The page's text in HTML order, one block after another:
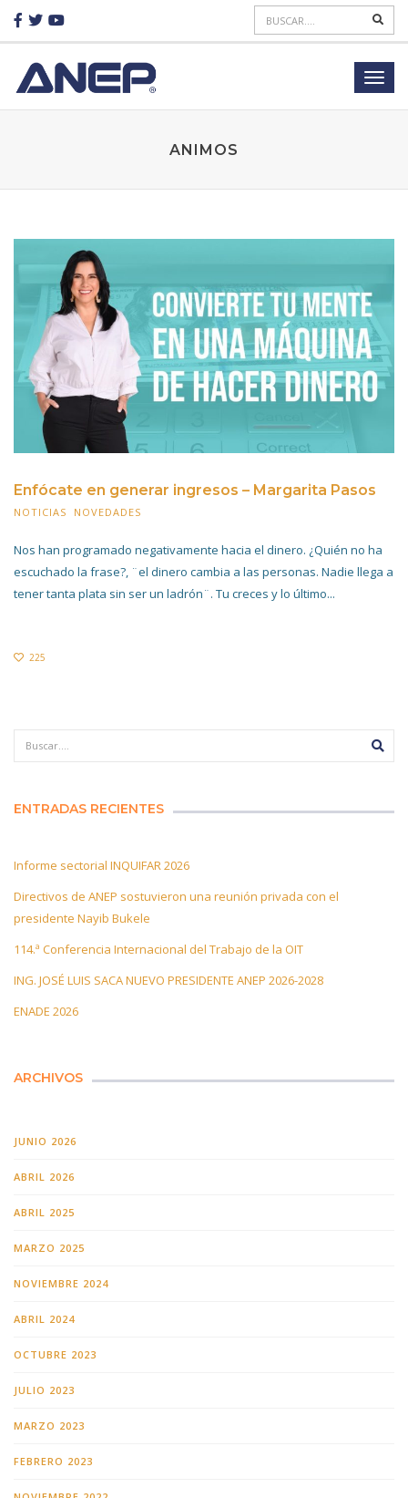
ANIMOS
Enfócate en generar ingresos – Margarita Pasos
NOTICIAS NOVEDADES
Nos han programado negativamente hacia el dinero. ¿Quién no ha
escuchado la frase?, ¨el dinero cambia a las personas. Nadie llega a
tener tanta plata sin ser un ladrón¨. Tu creces y lo último...
225
ENTRADAS RECIENTES
Informe sectorial INQUIFAR 2026
Directivos de ANEP sostuvieron una reunión privada con el
presidente Nayib Bukele
114.ª Conferencia Internacional del Trabajo de la OIT
ING. JOSÉ LUIS SACA NUEVO PRESIDENTE ANEP 2026-2028
ENADE 2026
ARCHIVOS
JUNIO 2026
ABRIL 2026
ABRIL 2025
MARZO 2025
NOVIEMBRE 2024
ABRIL 2024
OCTUBRE 2023
JULIO 2023
MARZO 2023
FEBRERO 2023